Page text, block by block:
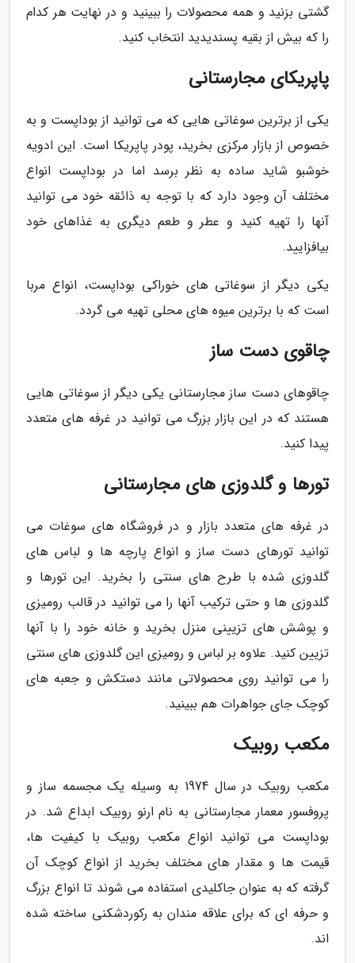
گشتی بزنید و همه محصولات را ببینید و در نهایت هر کدام
را که بیش از بقیه پسندیدید انتخاب کنید.
پاپریکای مجارستانی
یکی از برترین سوغاتی هایی که می توانید از بوداپست و به
خصوص از بازار مرکزی بخرید، پودر پاپریکا است. این ادویه
خوشبو شاید ساده به نظر برسد اما در بوداپست انواع
مختلف آن وجود دارد که با توجه به ذائقه خود می توانید
آنها را تهیه کنید و عطر و طعم دیگری به غذاهای خود
بیافزایید.
یکی دیگر از سوغاتی های خوراکی بوداپست، انواع مربا
است که با برترین میوه های محلی تهیه می گردد.
چاقوی دست ساز
چاقوهای دست ساز مجارستانی یکی دیگر از سوغاتی هایی
هستند که در این بازار بزرگ می توانید در غرفه های متعدد
پیدا کنید.
تورها و گلدوزی های مجارستانی
در غرفه های متعدد بازار و در فروشگاه های سوغات می
توانید تورهای دست ساز و انواع پارچه ها و لباس های
گلدوزی شده با طرح های سنتی را بخرید. این تورها و
گلدوزی ها و حتی ترکیب آنها را می توانید در قالب رومیزی
و پوشش های تزیینی منزل بخرید و خانه خود را با آنها
تزیین کنید. علاوه بر لباس و رومیزی این گلدوزی های سنتی
را می توانید روی محصولاتی مانند دستکش و جعبه های
کوچک جای جواهرات هم ببینید.
مکعب روبیک
مکعب روبیک در سال 1974 به وسیله یک مجسمه ساز و
پروفسور معمار مجارستانی به نام ارنو روبیک ابداع شد. در
بوداپست می توانید انواع مکعب روبیک با کیفیت ها،
قیمت ها و مقدار های مختلف بخرید از انواع کوچک آن
گرفته که به عنوان جاکلیدی استفاده می شوند تا انواع بزرگ
و حرفه ای که برای علاقه مندان به رکوردشکنی ساخته شده
اند.